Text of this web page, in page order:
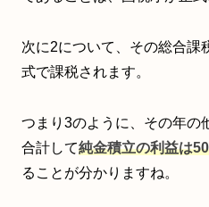
次に2について、その総合課
式で課税されます。
つまり3のように、その年の
合計して純金積立の利益は
ることが分かりますね。